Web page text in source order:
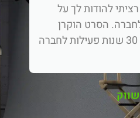
להודות לך על
הסרט הוקרן
באירוע המרכזי לציון 30 שנות פעילות לחברה